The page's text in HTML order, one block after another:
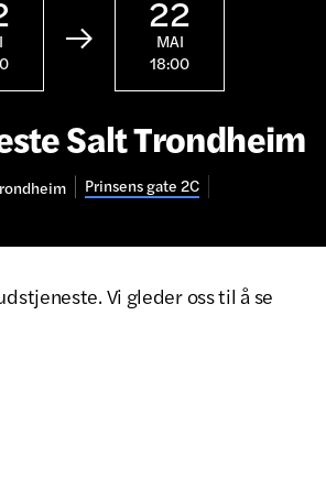

22
MAI
18:00
Salt Trondheim
Prinsens gate 2C
Vi gleder oss til å se